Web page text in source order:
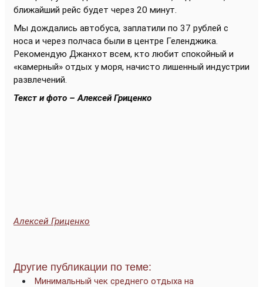
ближайший рейс будет через 20 минут.
Мы дождались автобуса, заплатили по 37 рублей с
носа и через полчаса были в центре Геленджика.
Рекомендую Джанхот всем, кто любит спокойный и
«камерный» отдых у моря, начисто лишенный индустрии
развлечений.
Текст и фото – Алексей Гриценко
Алексей Гриценко
Другие публикации по теме:
Минимальный чек среднего отдыха на